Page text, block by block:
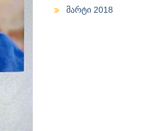
მარტი 2018